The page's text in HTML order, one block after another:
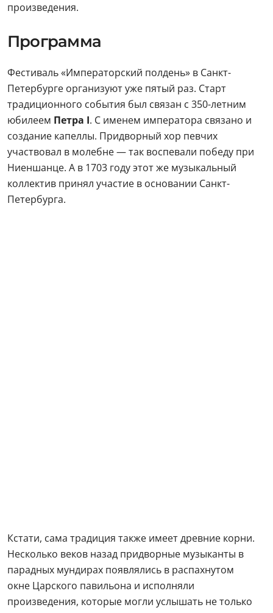
произведения.
Программа
Фестиваль «Императорский полдень» в Санкт-
Петербурге организуют уже пятый раз. Старт
традиционного события был связан с 350-летним
юбилеем Петра I. С именем императора связано и
создание капеллы. Придворный хор певчих
участвовал в молебне — так воспевали победу при
Ниеншанце. А в 1703 году этот же музыкальный
коллектив принял участие в основании Санкт-
Петербурга.
Кстати, сама традиция также имеет древние корни.
Несколько веков назад придворные музыканты в
парадных мундирах появлялись в распахнутом
окне Царского павильона и исполняли
произведения, которые могли услышать не только